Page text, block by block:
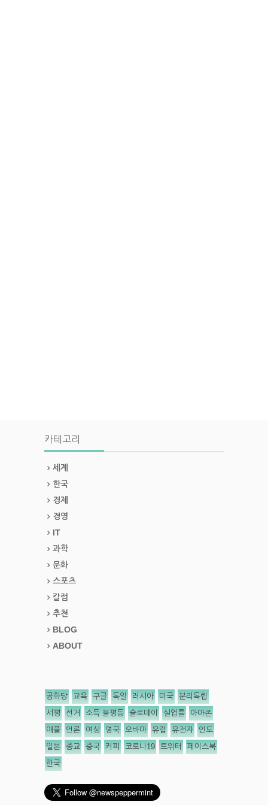
카테고리
세계
한국
경제
경영
IT
과학
문화
스포츠
칼럼
추천
BLOG
ABOUT
공화당 교육 구글 독일 러시아 미국 분리독립
서평 선거 소득 불평등 슬로데이 실업률 아마존
애플 언론 여성 영국 오바마 유럽 유전자 인도
일본 종교 중국 커피 코로나19 트위터 페이스북
한국